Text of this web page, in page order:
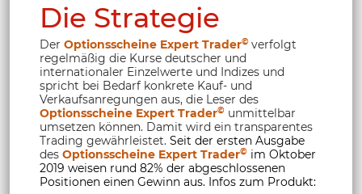
Die Strategie
Der Optionsscheine Expert Trader© verfolgt
regelmäßig die Kurse deutscher und
internationaler Einzelwerte und Indizes und
spricht bei Bedarf konkrete Kauf- und
Verkaufsanregungen aus, die Leser des
Optionsscheine Expert Trader© unmittelbar
umsetzen können. Damit wird ein transparentes
Trading gewährleistet. Seit der ersten Ausgabe
des Optionsscheine Expert Trader© im Oktober
2019 weisen rund 82% der abgeschlossenen
Positionen einen Gewinn aus. Infos zum Produkt: